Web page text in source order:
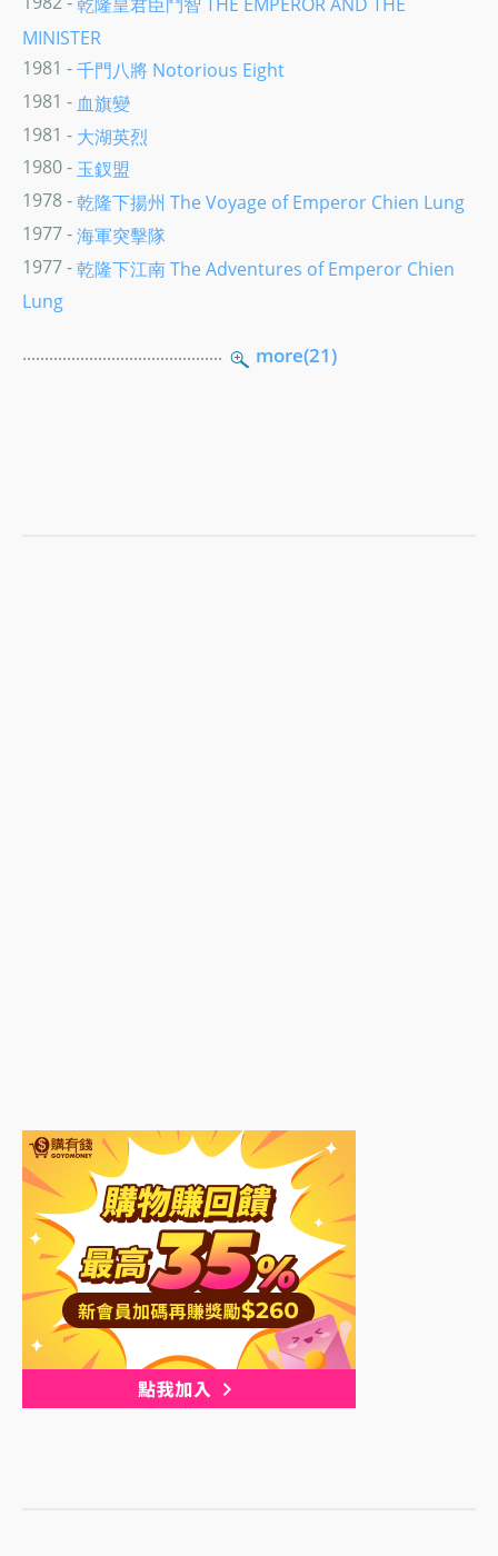
MINISTER
1981 -千門八將 Notorious Eight
1981 - 血旗變
1981 - 大湖英烈
1980 - 玉釵盟
1978 -乾隆下揚州 The Voyage of Emperor Chien Lung
1977 -海軍突擊隊
1977 -乾隆下江南 The Adventures of Emperor Chien
Lung
............................................. more(21)